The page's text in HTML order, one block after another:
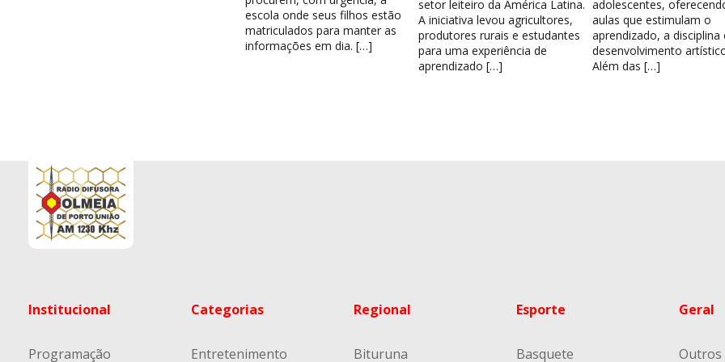
escola onde seus filhos estão
matriculados para manter as
informações em dia. […]
setor leiteiro da América Latina.
A iniciativa levou agricultores,
produtores rurais e estudantes
para uma experiência de
aprendizado […]
adolescentes,
aulas que estimulam o
aprendizado, a disciplina
desenvolvimento
Além das […]
Institucional
Programação
Categorias
Entretenimento
Regional
Bituruna
Esporte
Basquete
Geral
Outros